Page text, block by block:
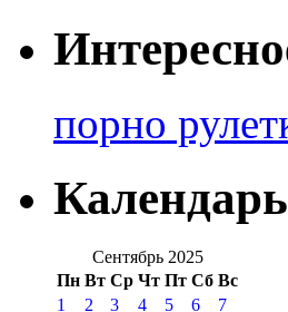
порно
Календарь
Сентябрь 2025
Пн Вт Ср Чт Пт Сб Вс
1 2 3 4 5 6
7